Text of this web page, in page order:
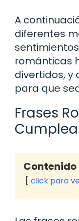
A
diferentes
románticas
divertidos, y
para que
Frases
click para